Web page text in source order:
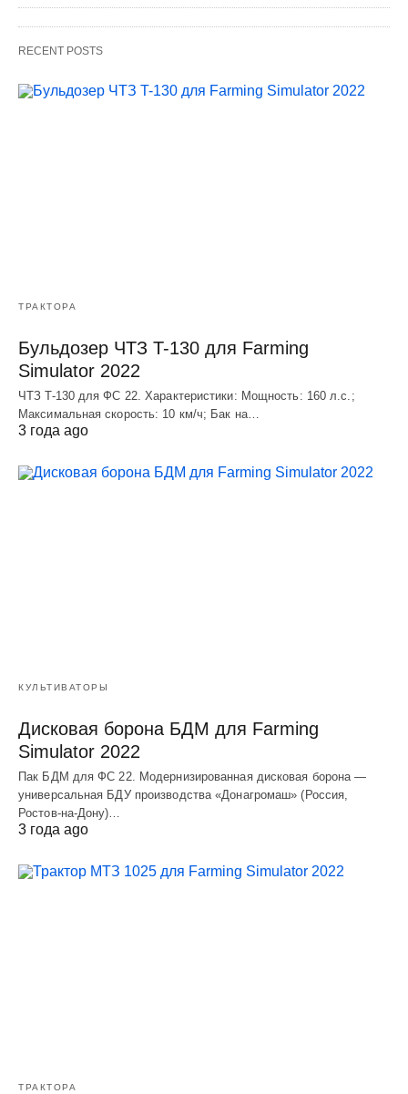
RECENT POSTS
ТРАКТОРА
Бульдозер ЧТЗ T-130 для Farming
Simulator 2022
ЧТЗ T-130 для ФС 22. Характеристики: Мощноcть: 160 л.c.;
Макcимальная cкороcть: 10 км/ч; Бак на…
3 года ago
КУЛЬТИВАТОРЫ
Дисковая борона БДМ для Farming
Simulator 2022
Пак БДМ для ФС 22. Модернизированная дисковая борона —
универсальная БДУ производства «Донагромаш» (Россия,
Ростов-на-Дону)…
3 года ago
ТРАКТОРА